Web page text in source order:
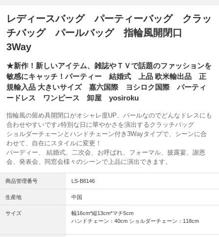
レディースバッグ パーティーバッグ クラッ
チバッグ パールバッグ 指輪風開閉口
3Way
★新作！新しいアイテム、雑誌やＴＶで話題のファッションを
敏感にキャッチ！パーティー 結婚式 上品 欧米輸出品 正
規輸入品 大きいサイズ 嘉六国際 ヨシロク国際 パーティ
ードレス ワンピース 卸屋 yosiroku
指輪風の留め具開閉口がオシャレ度UP、パールなのでどんなドレスにも
合わせやすいです♪特別な日に華やかさを演出するクラッチバッグ
ショルダーチェーンとハンドチェーン付き3Wayタイプで、シーンに合
わせて、自在にスタイルに変更！
パーディー、 結婚式、二次会、お呼ばれ、フォーマル、披露宴、謝恩
会、発表会、同窓会様々のシーンで上品に演出できます。
商品管理番号 LS-B8146
生産地 中国
サイズ
幅16cm*縦13cm*マチ5cm
ハンドチェーン：40cm ショルダーチェーン：118cm